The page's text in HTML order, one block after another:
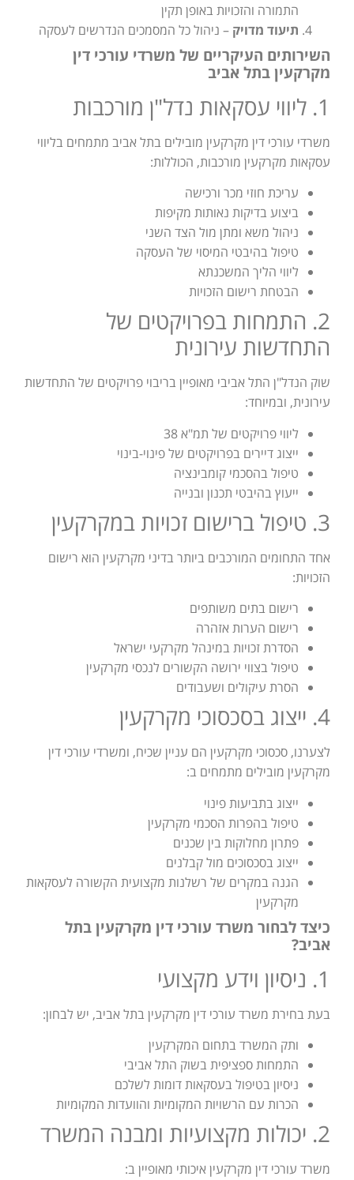
התמורה והזכויות באופן תקין
תיעוד מדויק – ניהול כל המסמכים הנדרשים לעסקה
השירותים העיקריים של משרדי עורכי דין
מקרקעין בתל אביב
1. ליווי עסקאות נדל"ן מורכבות
משרדי עורכי דין מקרקעין מובילים בתל אביב מתמחים בליווי
עסקאות מקרקעין מורכבות, הכוללות:
עריכת חוזי מכר ורכישה
ביצוע בדיקות נאותות מקיפות
ניהול משא ומתן מול הצד השני
טיפול בהיבטי המיסוי של העסקה
ליווי הליך המשכנתא
הבטחת רישום הזכויות
2. התמחות בפרויקטים של
התחדשות עירונית
שוק הנדל"ן התל אביבי מאופיין בריבוי פרויקטים של התחדשות
עירונית, ובמיוחד:
ליווי פרויקטים של תמ"א 38
ייצוג דיירים בפרויקטים של פינוי-בינוי
טיפול בהסכמי קומבינציה
ייעוץ בהיבטי תכנון ובנייה
3. טיפול ברישום זכויות במקרקעין
אחד התחומים המורכבים ביותר בדיני מקרקעין הוא רישום
הזכויות:
רישום בתים משותפים
רישום הערות אזהרה
הסדרת זכויות במינהל מקרקעי ישראל
טיפול בצווי ירושה הקשורים לנכסי מקרקעין
הסרת עיקולים ושעבודים
4. ייצוג בסכסוכי מקרקעין
לצערנו, סכסוכי מקרקעין הם עניין שכיח, ומשרדי עורכי דין
מקרקעין מובילים מתמחים ב:
ייצוג בתביעות פינוי
טיפול בהפרות הסכמי מקרקעין
פתרון מחלוקות בין שכנים
ייצוג בסכסוכים מול קבלנים
הגנה במקרים של רשלנות מקצועית הקשורה לעסקאות
מקרקעין
כיצד לבחור משרד עורכי דין מקרקעין בתל
אביב?
1. ניסיון וידע מקצועי
בעת בחירת משרד עורכי דין מקרקעין בתל אביב, יש לבחון:
ותק המשרד בתחום המקרקעין
התמחות ספציפית בשוק התל אביבי
ניסיון בטיפול בעסקאות דומות לשלכם
הכרות עם הרשויות המקומיות והוועדות המקומיות
2. יכולות מקצועיות ומבנה המשרד
משרד עורכי דין מקרקעין איכותי מאופיין ב: